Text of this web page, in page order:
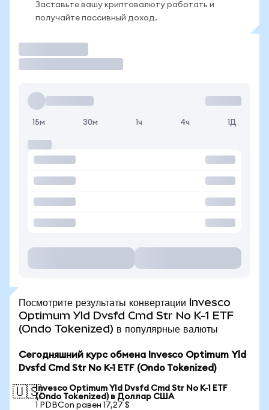
Заставьте вашу криптовалюту работать и
получайте пассивный доход.
15м 30м 1ч 4ч 1Д
Посмотрите результаты конвертации Invesco
Optimum Yld Dvsfd Cmd Str No K-1 ETF
(Ondo Tokenized) в популярные валюты
Сегодняшний курс обмена Invesco Optimum Yld
Dvsfd Cmd Str No K-1 ETF (Ondo Tokenized)
🇺🇸Invesco Optimum Yld Dvsfd Cmd Str No K-1 ETF
(Ondo Tokenized) в Доллар США
1 PDBCon равен 17,27 $